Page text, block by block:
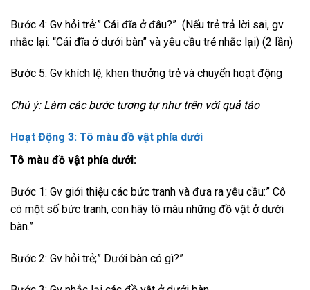
Bước 4: Gv hỏi trẻ:” Cái đĩa ở đâu?” (Nếu trẻ trả lời sai, gv
nhắc lại: “Cái đĩa ở dưới bàn” và yêu cầu trẻ nhắc lại) (2 lần)
Bước 5: Gv khích lệ, khen thưởng trẻ và chuyển hoạt động
Chú ý: Làm các bước tương tự như trên với quả táo
Hoạt Động 3: Tô màu đồ vật phía dưới
Tô màu đồ vật phía dưới:
Bước 1: Gv giới thiệu các bức tranh và đưa ra yêu cầu:” Cô
có một số bức tranh, con hãy tô màu những đồ vật ở dưới
bàn.”
Bước 2: Gv hỏi trẻ;” Dưới bàn có gì?”